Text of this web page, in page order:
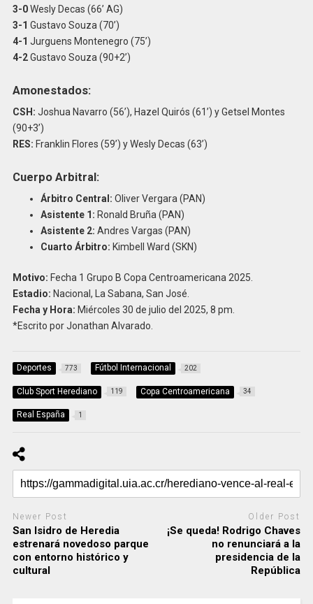
3-0Wesly Decas (66’ AG)
3-1 Gustavo Souza (70’)
4-1 Jurguens Montenegro (75’)
4-2Gustavo Souza (90+2’)
Amonestados:
CSH: Joshua Navarro (56’), Hazel Quirós (61’) y Getsel Montes
(90+3’)
RES: Franklin Flores (59’) y Wesly Decas (63’)
Cuerpo Arbitral:
Árbitro Central: Oliver Vergara (PAN)
Asistente 1: Ronald Bruña (PAN)
Asistente 2: Andres Vargas (PAN)
Cuarto Árbitro: Kimbell Ward (SKN)
Motivo: Fecha 1 Grupo B Copa Centroamericana 2025.
Estadio: Nacional, La Sabana, San José.
Fecha y Hora: Miércoles 30 de julio del 2025, 8 pm.
*Escrito por Jonathan Alvarado.
Deportes 773 Fútbol Internacional 202
Club Sport Herediano 119 Copa Centroamericana 34
Real España 1
Newer Post
San Isidro de Heredia
estrenará novedoso parque
con entorno histórico y
cultural
Older Post
¡Se queda! Rodrigo Chaves
no renunciará a la
presidencia de la
República